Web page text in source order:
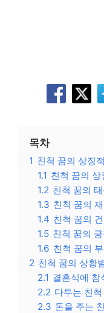
목차
1 친척 꿈의 상징
1.1 친척 꿈의 상
1.2 친척 꿈의
1.3 친척 꿈의
1.4 친척 꿈의
1.5 친척 꿈의
1.6 친척 꿈의
2 친척 꿈의 상황
2.1 결혼식에 참
2.2 다투는 친척
2.3 돈을 주는